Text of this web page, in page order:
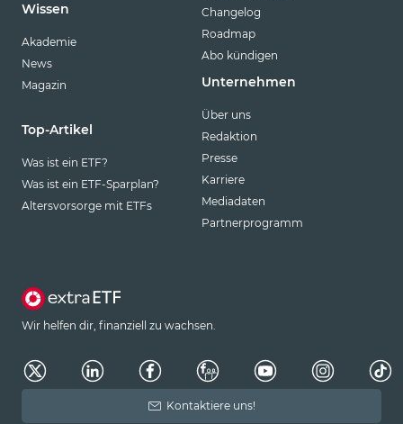
Wissen
Akademie
News
Magazin
Top-Artikel
Was ist ein ETF?
Was ist ein ETF-Sparplan?
Altersvorsorge mit ETFs
Changelog
Roadmap
Abo kündigen
Unternehmen
Über uns
Redaktion
Presse
Karriere
Mediadaten
Partnerprogramm
Wir helfen dir, finanziell zu wachsen.
Kontaktiere uns!